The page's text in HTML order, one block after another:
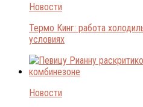
Новости
Термо Кинг: работа
условиях
Новости